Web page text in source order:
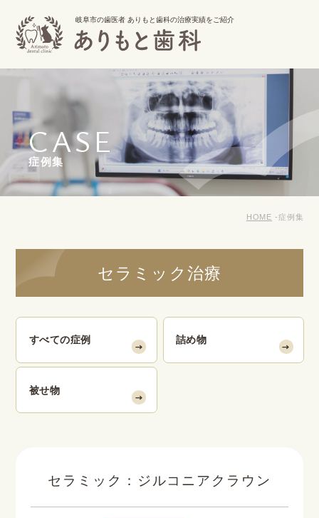
岐阜市の歯医者 ありもと歯科の治療実績をご紹介
CASE
症例集
HOME 症例集
セラミック治療
すべての症例 詰め物
被せ物
セラミック：ジルコニアクラウン